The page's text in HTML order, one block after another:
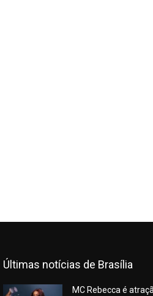
Últimas notícias de Brasília
MC Rebecca é